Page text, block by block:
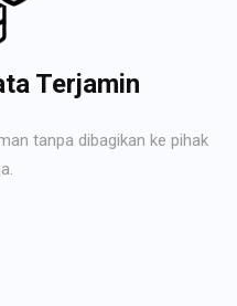
Terjamin
tanpa dibagikan ke pihak